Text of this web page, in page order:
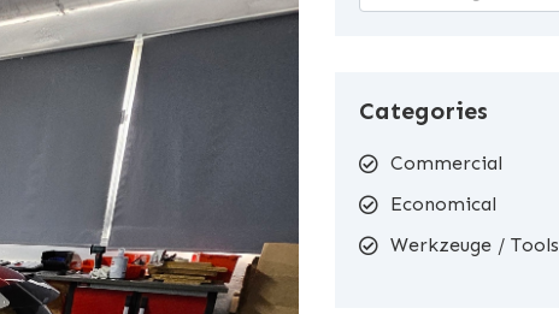
Categories
Commercial
Economical
Werkzeuge / Tools